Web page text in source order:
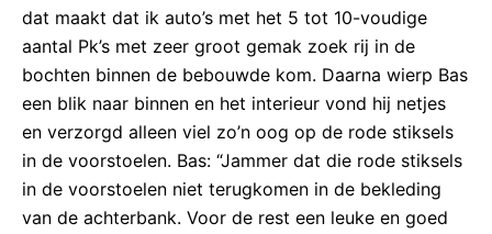
dat maakt dat ik auto’s met het 5 tot 10-voudige
aantal Pk’s met zeer groot gemak zoek rij in de
bochten binnen de bebouwde kom. Daarna wierp Bas
een blik naar binnen en het interieur vond hij netjes
en verzorgd alleen viel zo’n oog op de rode stiksels
in de voorstoelen. Bas: “Jammer dat die rode stiksels
in de voorstoelen niet terugkomen in de bekleding
van de achterbank. Voor de rest een leuke en goed